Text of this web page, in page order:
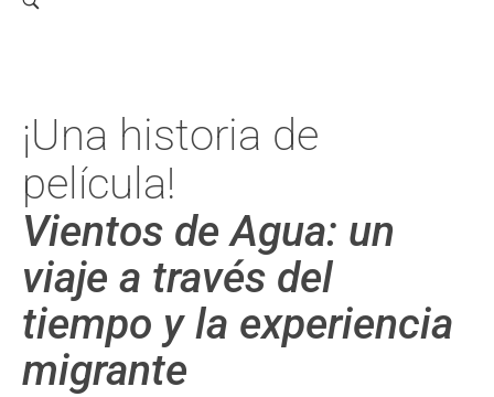
¡Una historia de
película!
Vientos de Agua: un
viaje a través del
tiempo y la experiencia
migrante